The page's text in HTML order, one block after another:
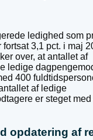
ledighed som
3,1 pct. i maj
over, at antallet af
ledige
400
af ledige
er steget med
opdatering af